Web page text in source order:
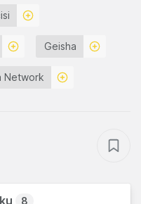
Geisha
Network
8